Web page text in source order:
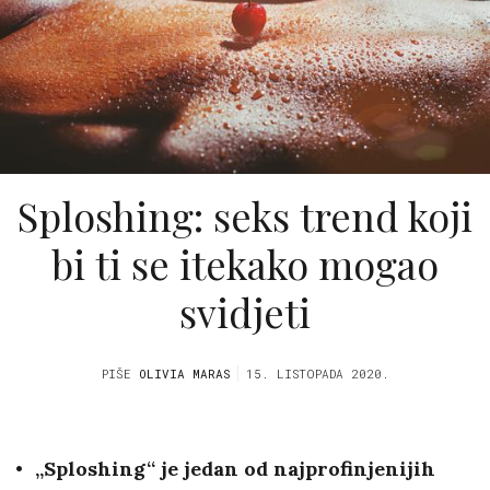
Sploshing: seks trend koji
bi ti se itekako mogao
svidjeti
PIŠE OLIVIA MARAS 15. LISTOPADA 2020.
„Sploshing“ je jedan od najprofinjenijih